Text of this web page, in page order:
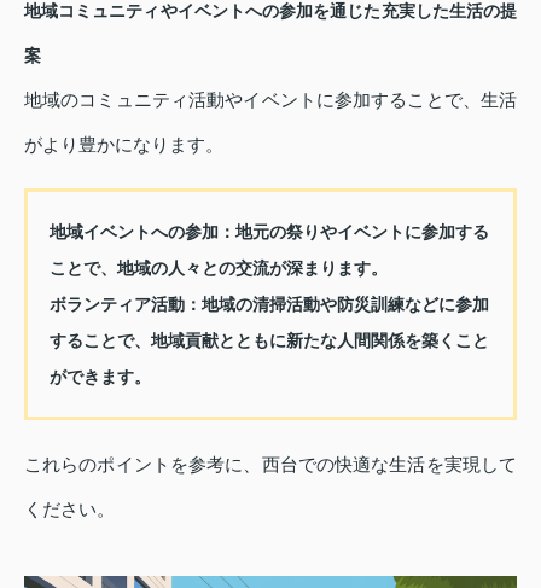
地域コミュニティやイベントへの参加を通じた充実した生活の提
案
地域のコミュニティ活動やイベントに参加することで、生活
がより豊かになります。
地域イベントへの参加 ：地元の祭りやイベントに参加する
ことで、地域の人々との交流が深まります。
ボランティア活動：地域の清掃活動や防災訓練などに参加
することで、地域貢献とともに新たな人間関係を築くこと
ができます。
これらのポイントを参考に、西台での快適な生活を実現して
ください。